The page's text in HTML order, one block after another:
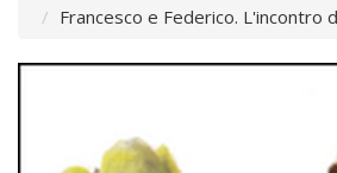
Francesco e Federico. L'incontro